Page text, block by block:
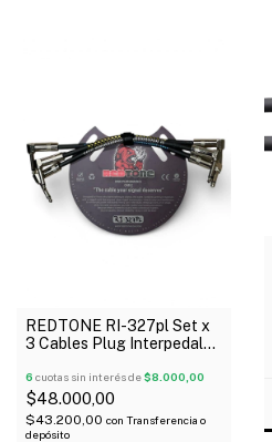
REDTONE RI-327pl Set x
3 Cables Plug Interpedal
6 cuotas sin interés de$8.000,00
$48.000,00
$43.200,00 con Transferencia o
depósito